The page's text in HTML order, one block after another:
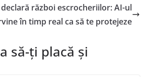
război escrocheriilor: AI-ul
în timp real ca să te protejeze
să-ți placă și